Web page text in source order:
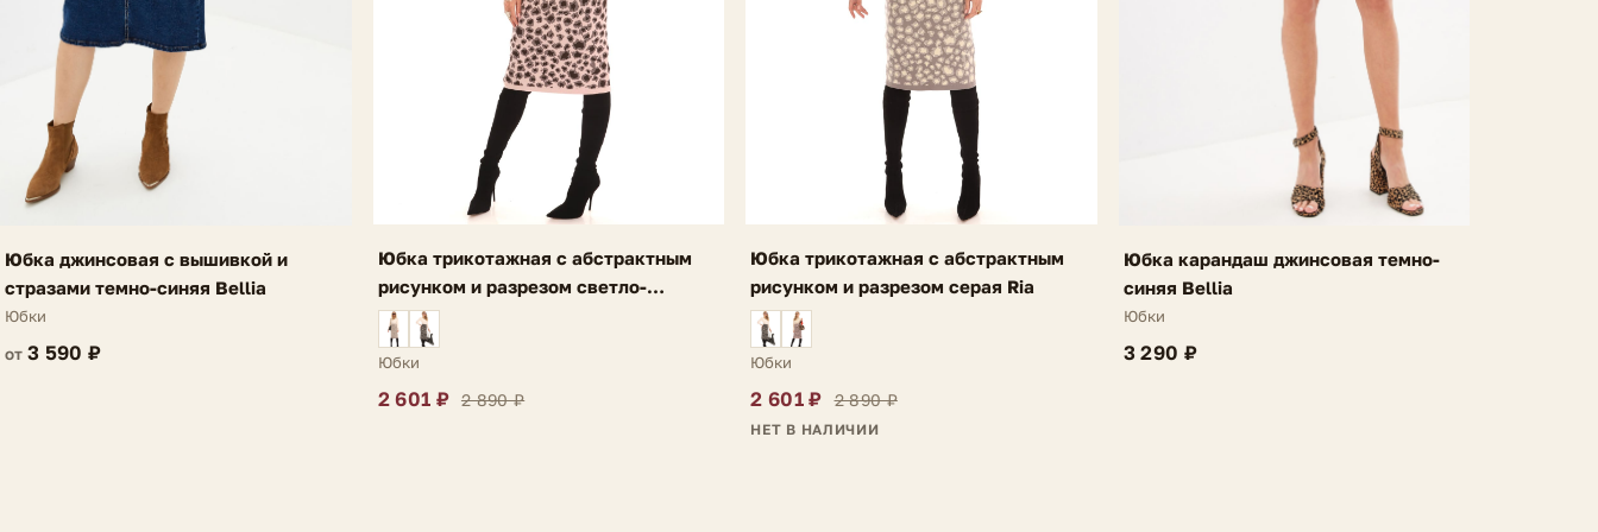
Юбка джинсовая с вышивкой и
стразами темно-синяя Bellia
Юбки
от 3 590 ₽
Юбка трикотажная с абстрактным
рисунком и разрезом светло-
фиолетовая Ria
Юбки
2 601 ₽ 2 890 ₽
Юбка трикотажная с абстрактным
рисунком и разрезом серая Ria
Юбки
2 601 ₽ 2 890 ₽
НЕТ В НАЛИЧИИ
Юбка карандаш джинсовая темно-
синяя Bellia
Юбки
3 290 ₽